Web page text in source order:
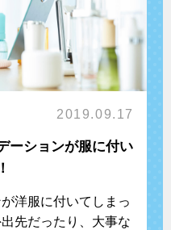
2019.09.17
ーションが服に付い
洋服に付いてしまっ
先だったり、大事な